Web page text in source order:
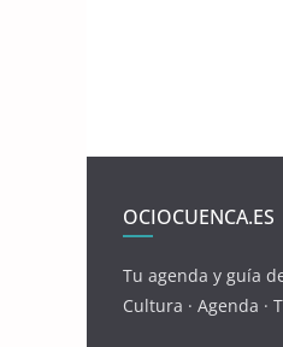
OCIOCUENCA.ES
Tu agenda y guía
Cultura · Agenda ·